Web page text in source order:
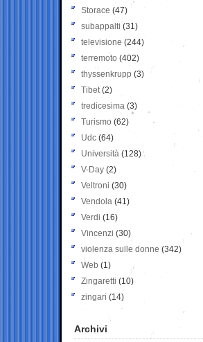
Storace (47)
subappalti (31)
televisione(244)
terremoto (402)
thyssenkrupp (3)
Tibet(2)
tredicesima (3)
Turismo (62)
Udc (64)
Università (128)
V-Day (2)
Veltroni (30)
Vendola (41)
Verdi (16)
Vincenzi (30)
violenza sulle donne (342)
Web (1)
Zingaretti (10)
zingari (14)
Archivi